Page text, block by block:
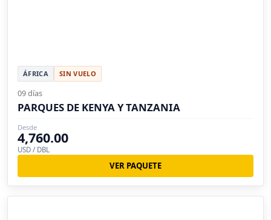
ÁFRICA SIN VUELO
09 días
PARQUES DE KENYA Y TANZANIA
Desde
4,760.00
USD / DBL
VER PAQUETE